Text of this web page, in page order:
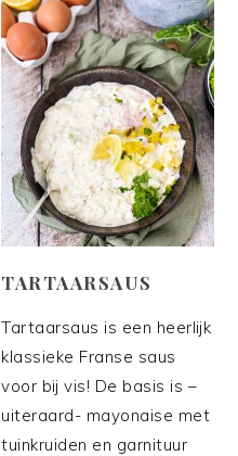
TARTAARSAUS
Tartaarsaus is een heerlijk
klassieke Franse saus
voor bij vis! De basis is –
uiteraard- mayonaise met
tuinkruiden en garnituur